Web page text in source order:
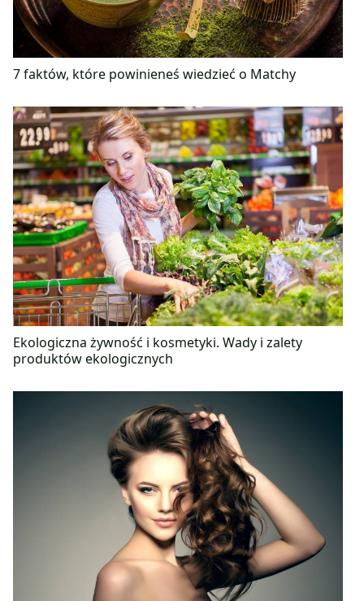
7 faktów, które powinieneś wiedzieć o Matchy
Ekologiczna żywność i kosmetyki. Wady i zalety
produktów ekologicznych